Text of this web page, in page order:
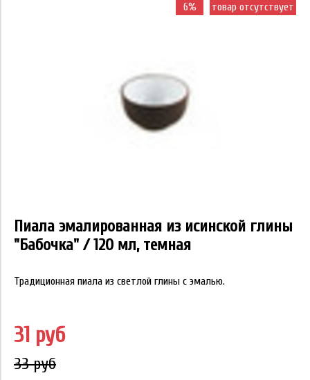
6% товар отсутствует
Пиала эмалированная из исинской глины
"Бабочка" / 120 мл, темная
Традиционная пиала из светлой глины с эмалью.
31 руб
33 руб